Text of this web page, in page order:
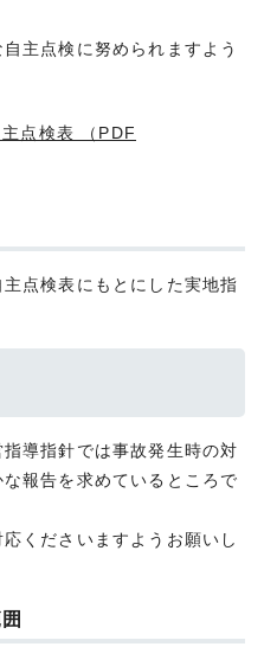
主点検に努められますよう
点検表 （PDF
点検表にもとにした実地指
導指針では事故発生時の対
報告を求めているところで
くださいますようお願いし